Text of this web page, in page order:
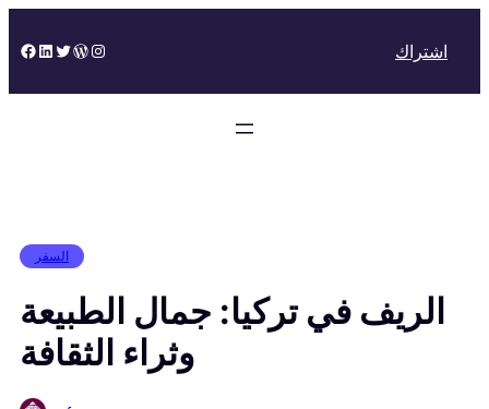
to
Facebook
LinkedIn
Twitter
WordPress
Instagram اشتراك
السفر
الريف في تركيا: جمال الطبيعة
وثراء الثقافة